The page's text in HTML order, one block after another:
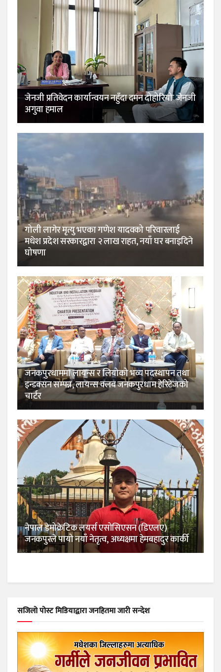
जेनजी प्रतिवेदन कार्यान्वयन नहुँदा दमन दोहोरियोः जेनजी
अगुवा हमाल
गोली लागेर मृत्यु भएका गणेश यादवको परिवारलाई
मधेश प्रदेश सरकारद्वारा २ लाख राहत, नयाँ घर बनाइदिने
घोषणा
जनकपुरधाममा लायन्स र लियोको भव्य पदस्थापन तथा
इन्डक्सन सम्पन्न, लायन्स क्लब जनकपुरधाम हेरिटेजको
चार्टर
नेपाल डेमोक्रेटिक लयर्स एसोसिएसन (डिएलए)
जनकपुरले पायो नयाँ नेतृत्व, अध्यक्षमा हेमबहादुर कार्की
सजिलो पोस्ट मिडियाद्वारा जनहितमा जारी सन्देश